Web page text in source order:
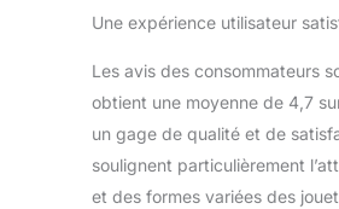
Une expérience utilisateur
Les avis des consommateurs
obtient une moyenne de 4,7
un gage de qualité et de
soulignent particulièrement
et des formes variées des